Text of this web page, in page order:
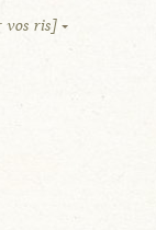
vos ris]